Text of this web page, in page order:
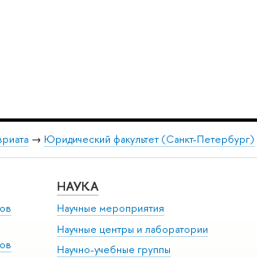
→ Юридический факультет (Санкт-Петербург)
НАУКА
Научные мероприятия
Научные центры и лаборатории
Научно-учебные группы